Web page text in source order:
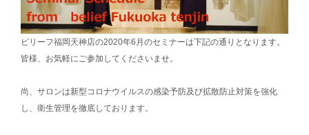
ビリーフ福岡天神店の2020年6月のセミナーは下記の通りとなります。
皆様、お気軽にご参加してくださいませ。
尚、サロンは新型コロナウイルスの感染予防及び拡散防止対策を強化
し、衛生管理を徹底しております。